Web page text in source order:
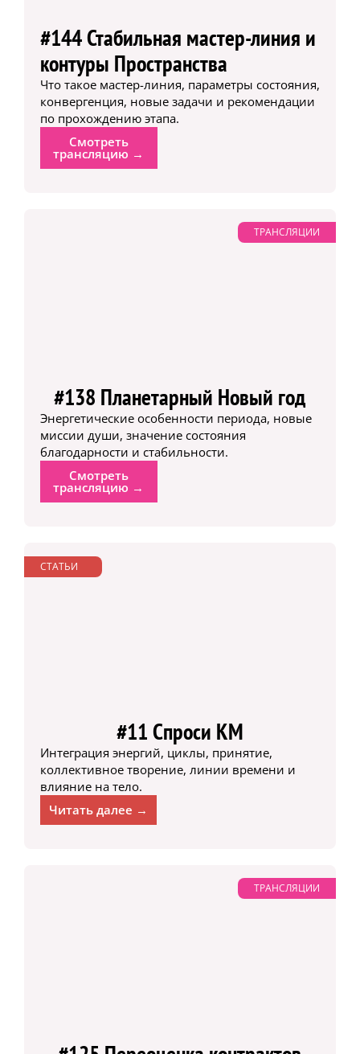
#144 Стабильная мастер-линия и
контуры Пространства
Что такое мастер-линия, параметры состояния,
конвергенция, новые задачи и рекомендации
по прохождению этапа.
Смотреть
трансляцию →
ТРАНСЛЯЦИИ
#138 Планетарный Новый год
Энергетические особенности периода, новые
миссии души, значение состояния
благодарности и стабильности.
Смотреть
трансляцию →
СТАТЬИ
#11 Спроси КМ
Интеграция энергий, циклы, принятие,
коллективное творение, линии времени и
влияние на тело.
Читать далее →
ТРАНСЛЯЦИИ